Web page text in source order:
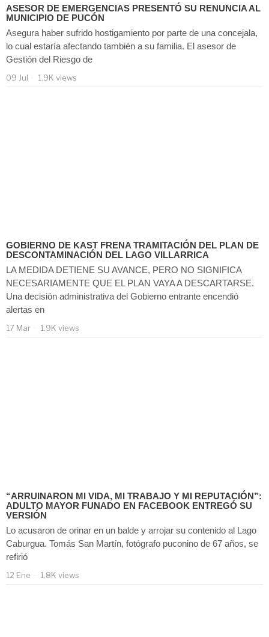
ASESOR DE EMERGENCIAS PRESENTÓ SU RENUNCIA AL
MUNICIPIO DE PUCÓN
Asegura haber sufrido hostigamiento por parte de una concejala,
lo cual estaría afectando también a su familia. El asesor de
Gestión del Riesgo de
09 Jul 1.9K views
GOBIERNO DE KAST FRENA TRAMITACIÓN DEL PLAN DE
DESCONTAMINACIÓN DEL LAGO VILLARRICA
LA MEDIDA DETIENE SU AVANCE, PERO NO SIGNIFICA
NECESARIAMENTE QUE EL PLAN VAYA A DESCARTARSE.
Una decisión administrativa del Gobierno entrante encendió
alertas en
17 Mar 1.9K views
“ARRUINARON MI VIDA, MI TRABAJO Y MI REPUTACIÓN”:
ADULTO MAYOR FUNADO EN FACEBOOK ENTREGÓ SU
VERSIÓN
Lo acusaron de orinar en un balde y arrojar su contenido al Lago
Caburgua. Tomás San Martín, fotógrafo puconino de 67 años, se
refirió
12 Ene 1.8K views